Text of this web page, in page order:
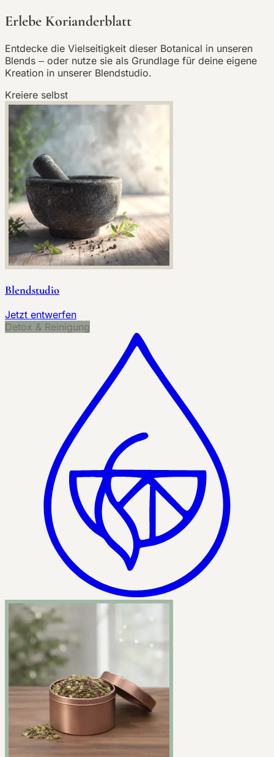
Erlebe Korianderblatt
Entdecke die Vielseitigkeit dieser Botanical in unseren
Blends – oder nutze sie als Grundlage für deine eigene
Kreation in unserer Blendstudio.
Kreiere selbst
Blendstudio
Jetzt entwerfen
Detox & Reinigung